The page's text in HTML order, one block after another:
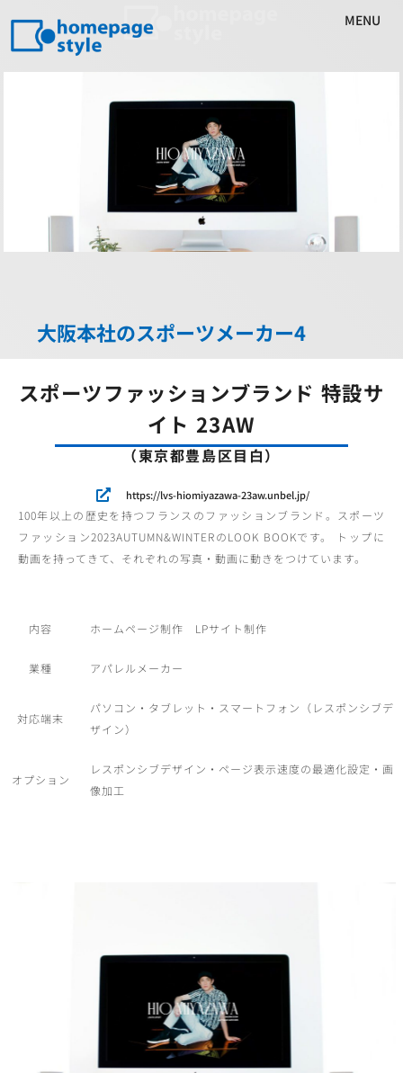
MENU
大阪本社のスポーツメーカー4
スポーツファッションブランド 特設サ
イト 23AW
（東京都豊島区目白）
https://lvs-hiomiyazawa-23aw.unbel.jp/
100年以上の歴史を持つフランスのファッションブランド。スポーツ
ファッション2023AUTUMN&WINTERのLOOK BOOKです。 トップに
動画を持ってきて、それぞれの写真・動画に動きをつけています。
内容 ホームページ制作 LPサイト制作
業種 アパレルメーカー
対応端末
パソコン・タブレット・スマートフォン（レスポンシブデ
ザイン）
オプション
レスポンシブデザイン・ページ表示速度の最適化設定・画
像加工